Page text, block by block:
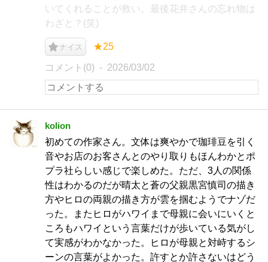
いてくれることが救い。最後花井さんの忘れ物は
わざと？(笑)
ナイス ★25
コメント(0) 2026/03/02
kolion
初めての作家さん。文体は爽やかで珈琲豆を引く
音やお店のお客さんとのやり取りもほんわかとポ
プラ社らしい感じで楽しめた。ただ、3人の関係
性はわかるのだが晴太と蒼の父親黒宮慎司の描き
方やヒロの両親の描き方が雲を掴むようでナゾだ
った。またヒロがハワイまで母親に会いにいくと
ころもハワイという言葉だけが歩いている気がし
て実感がわかなかった。ヒロが母親と対峙するシ
ーンの言葉がよかった。許すとか許さないはどう